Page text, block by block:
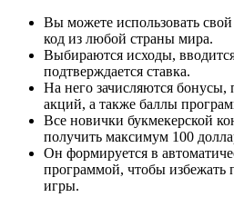
Вы можете использовать
код из любой страны мира.
Выбираются исходы,
подтверждается ставка.
На него зачисляются
акций, а также баллы
Все новички букмекерской
получить максимум 100
Он формируется в
программой, чтобы избежать
игры.